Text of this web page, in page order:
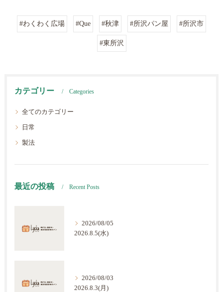
#わくわく広場 #Que #秋津 #所沢パン屋 #所沢市
#東所沢
カテゴリー Categories
全てのカテゴリー
日常
製法
最近の投稿 Recent Posts
2026/08/05
2026.8.5(水)
2026/08/03
2026.8.3(月)